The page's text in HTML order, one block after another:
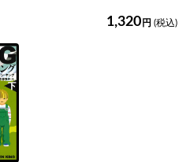
1,320 円 (税込)